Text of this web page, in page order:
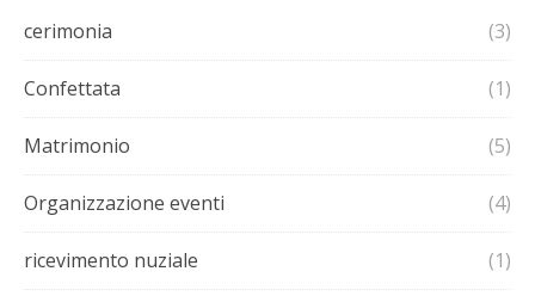
cerimonia (3)
Confettata (1)
Matrimonio (5)
Organizzazione eventi (4)
ricevimento nuziale (1)